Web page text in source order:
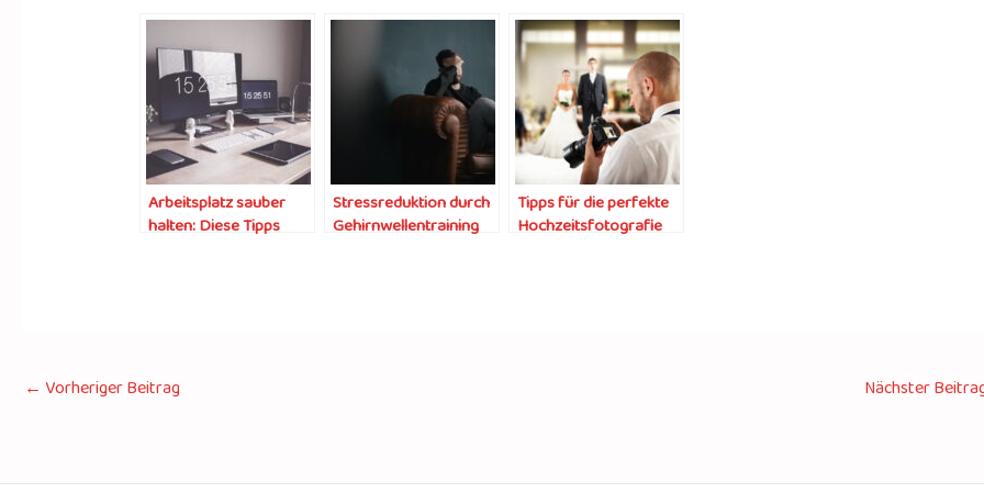
Arbeitsplatz sauber
halten: Diese Tipps
Stressreduktion durch
Gehirnwellentraining
Tipps für die perfekte
Hochzeitsfotografie
← Vorheriger Beitrag Nächster